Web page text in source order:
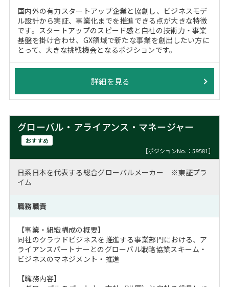
国内外の有力スタートアップ企業と協創し、ビジネスモデ
ル設計から実証、事業化までを推進できる点が大きな特徴
です。スタートアップのスピード感と自社の技術力・事業
基盤を掛け合わせ、GX領域で新たな事業を創出したい方に
とって、大きな挑戦機会となるポジションです。
詳細を見る
グローバル・アライアンス・マネージャー
おすすめ
［ポジションNo.：59581］
日系日本を代表する総合グローバルメーカー ※東証プラ
イム
職務職責
【事業・組織構成の概要】
同社のクラウドビジネスを推進する事業部門における、ア
ライアンスパートナーとのグローバル戦略協業スキーム・
ビジネスのマネジメント・推進
【職務内容】